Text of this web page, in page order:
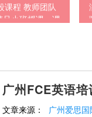
课程 教师团队
小班授课，课
广州FCE英语
文章来源： 广州爱思